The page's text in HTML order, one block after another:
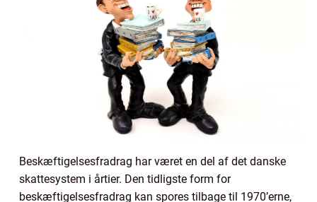
Beskæftigelsesfradrag har været en del af det danske
skattesystem i årtier. Den tidligste form for
beskæftigelsesfradrag kan spores tilbage til 1970’erne,